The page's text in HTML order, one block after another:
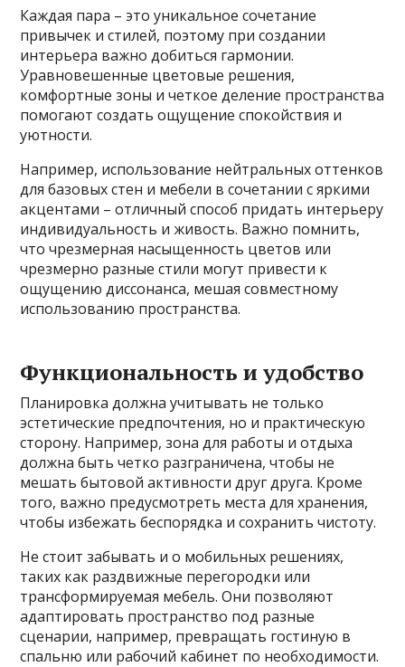
Каждая пара – это уникальное сочетание
привычек и стилей, поэтому при создании
интерьера важно добиться гармонии.
Уравновешенные цветовые решения,
комфортные зоны и четкое деление пространства
помогают создать ощущение спокойствия и
уютности.
Например, использование нейтральных оттенков
для базовых стен и мебели в сочетании с яркими
акцентами – отличный способ придать интерьеру
индивидуальность и живость. Важно помнить,
что чрезмерная насыщенность цветов или
чрезмерно разные стили могут привести к
ощущению диссонанса, мешая совместному
использованию пространства.
Функциональность и удобство
Планировка должна учитывать не только
эстетические предпочтения, но и практическую
сторону. Например, зона для работы и отдыха
должна быть четко разграничена, чтобы не
мешать бытовой активности друг друга. Кроме
того, важно предусмотреть места для хранения,
чтобы избежать беспорядка и сохранить чистоту.
Не стоит забывать и о мобильных решениях,
таких как раздвижные перегородки или
трансформируемая мебель. Они позволяют
адаптировать пространство под разные
сценарии, например, превращать гостиную в
спальню или рабочий кабинет по необходимости.